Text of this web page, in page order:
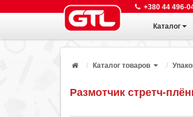
+380 44 496-
Каталог
Каталог товаров
Размотчик стретч-